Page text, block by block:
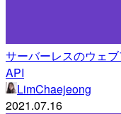
サーバーレスのウェ
API
LimChaejeong
2021.07.16